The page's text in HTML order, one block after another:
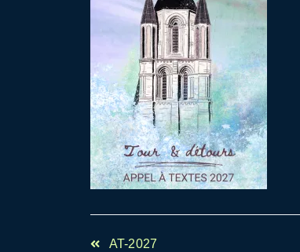
<spanAT-2027